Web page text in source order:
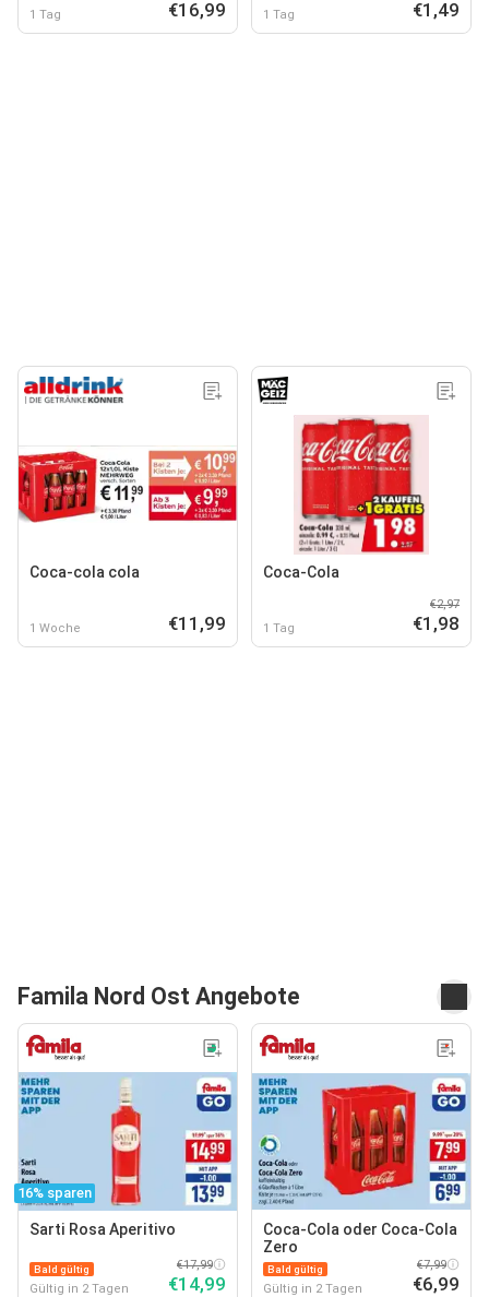
1 Tag €16,99 1 Tag €1,49
Coca-cola cola
1 Woche €11,99
Coca-Cola
1 Tag
€2,97
€1,98
Famila Nord Ost Angebote
16% sparen
Sarti Rosa Aperitivo
Bald gültig
Gültig in 2 Tagen
€17,99
€14,99
Coca-Cola oder Coca-Cola
Zero
Bald gültig
Gültig in 2 Tagen
€7,99
€6,99